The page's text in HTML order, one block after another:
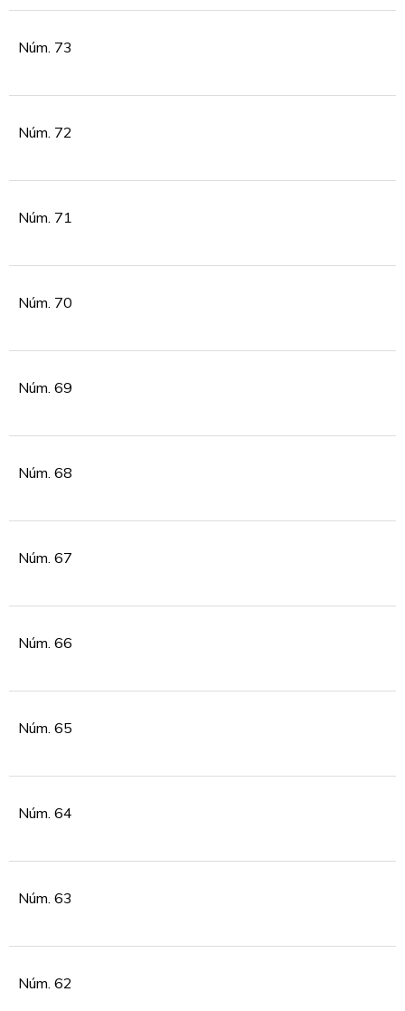
Núm. 73
Núm. 72
Núm. 71
Núm. 70
Núm. 69
Núm. 68
Núm. 67
Núm. 66
Núm. 65
Núm. 64
Núm. 63
Núm. 62